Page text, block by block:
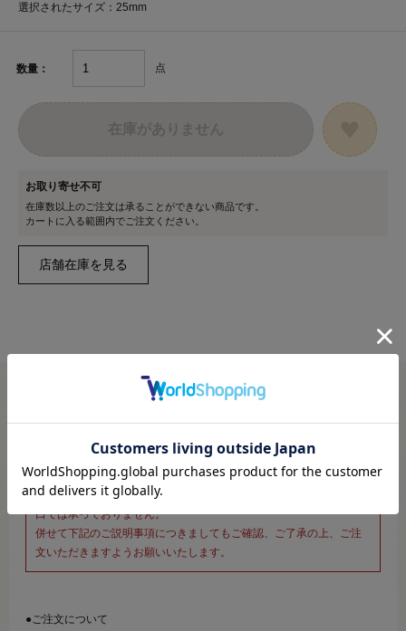
選択されたサイズ：25mm
数量： 点
お取り寄せ不可
在庫数以上のご注文は承ることができない商品です。
カートに入る範囲内でご注文ください。
をご確認いただいた上でご注文いただけるページです。
そのため、商品画像および詳細は記載しておりません。
また、詳細につきましてのご案内、ご相談もオンラインショップ窓
口では承っておりません。
併せて下記のご説明事項につきましてもご確認、ご了承の上、ご注
文いただきますようお願いいたします。
●ご注文について